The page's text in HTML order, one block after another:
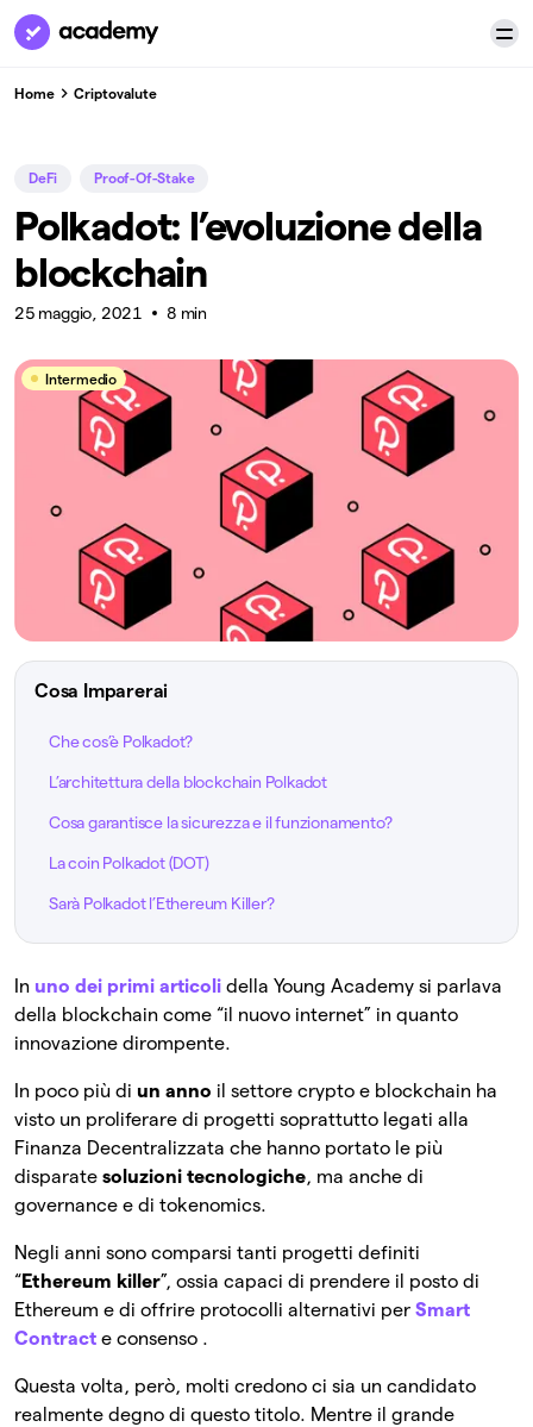
Home Criptovalute
DeFi Proof-Of-Stake
Polkadot: l’evoluzione della
blockchain
25 maggio, 2021 8 min
Intermedio
Cosa Imparerai
Che cos’è Polkadot?
L’architettura della blockchain Polkadot
Cosa garantisce la sicurezza e il funzionamento?
La coin Polkadot (DOT)
Sarà Polkadot l’Ethereum Killer?
In uno dei primi articoli della Young Academy si parlava
della blockchain come “il nuovo internet” in quanto
innovazione dirompente.
In poco più di un anno il settore crypto e blockchain ha
visto un proliferare di progetti soprattutto legati alla
Finanza Decentralizzata che hanno portato le più
disparate soluzioni tecnologiche, ma anche di
governance e di tokenomics.
Negli anni sono comparsi tanti progetti definiti
“Ethereum killer”, ossia capaci di prendere il posto di
Ethereum e di offrire protocolli alternativi per Smart
Contract e consenso .
Questa volta, però, molti credono ci sia un candidato
realmente degno di questo titolo. Mentre il grande